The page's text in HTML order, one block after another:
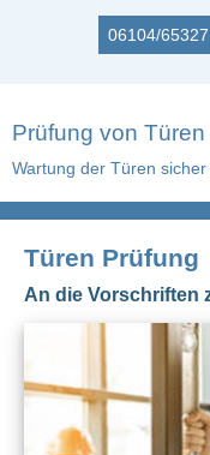
06104/65327
Prüfung von
Wartung der Türen sicher
Türen Prüfung
An die Vorschriften